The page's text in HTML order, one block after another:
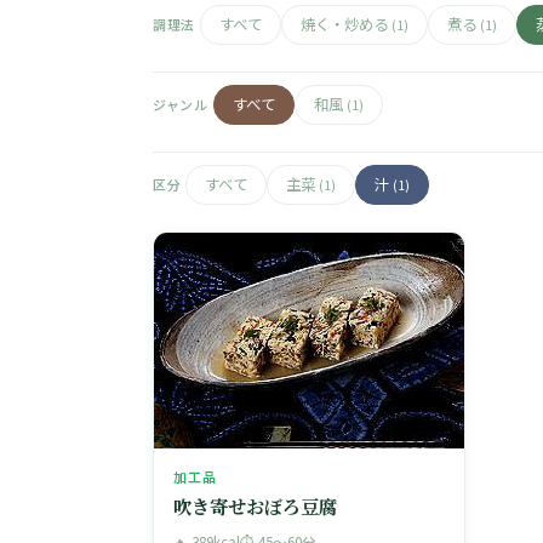
調理法 すべて 焼く・炒める (1) 煮る (1)
ジャンル すべて 和風 (1)
区分 すべて 主菜 (1) 汁 (1)
加工品
吹き寄せおぼろ豆腐